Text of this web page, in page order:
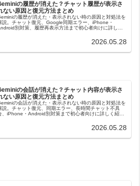
の履歴が消えた？チャット履歴が表示さ
ない原因と復元方法まとめ
の履歴が消えた・表示されない時の原因と対処法を
説。チャット復元、Google同期エラー、iPhone・
別対策、履歴再表示方法まで初心者向けに詳しく
2026.05.28
の会話が消えた？チャット内容が表示さ
ない原因と復元方法まとめ
の会話が消えた・表示されない時の原因と対処法を
説。チャット復元、同期エラー、長時間チャット不具
、iPhone・Android別対策まで初心者向けに詳しく紹介
2026.05.28